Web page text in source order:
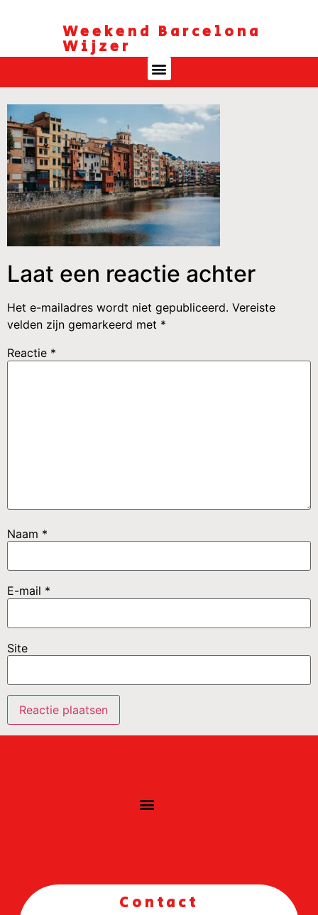
Weekend Barcelona
Wijzer
Laat een reactie achter
Het e-mailadres wordt niet gepubliceerd. Vereiste
velden zijn gemarkeerd met *
Reactie *
Naam *
E-mail *
Site
Contact